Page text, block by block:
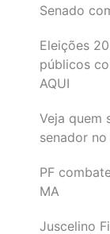
Senado
Eleições
públicos
AQUI
Veja quem
senador
PF
MA
Juscelino